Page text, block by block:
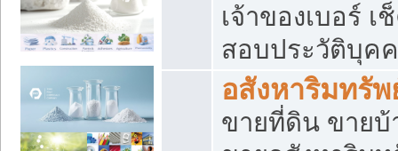
เจ้าของเบอร์
สอบประวัติบุค
อสังหาริมทรัพ
ขายที่ดิน ขายบ้